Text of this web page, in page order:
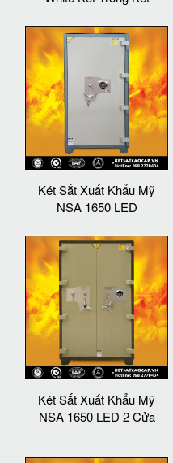
Két Sắt Xuất Khẩu Mỹ
NSA 1650 LED
Két Sắt Xuất Khẩu Mỹ
NSA 1650 LED 2 Cửa